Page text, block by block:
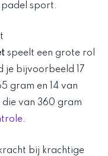
padel sport.
speelt een grote rol
je bijvoorbeeld 17
gram en 14 van
die van 360 gram
.
bij krachtige